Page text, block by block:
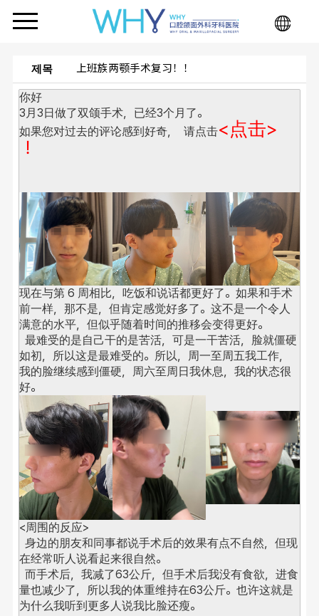
제목 上班族两颚手术复习！！
你好
3月3日做了双颌手术，已经3个月了。
如果您对过去的评论感到好奇，
请点击<点击>
！
现在与第 6 周相比，吃饭和说话都更好了。如果和手术
前一样，那不是，但肯定感觉好多了。这不是一个令人
满意的水平，但似乎随着时间的推移会变得更好。
最难受的是自己干的是苦活，可是一干苦活，脸就僵硬
如初，所以这是最难受的。 所以，周一至周五我工作，
我的脸继续感到僵硬，周六至周日我休息，我的状态很
好。
<周围的反应>
身边的朋友和同事都说手术后的效果有点不自然，但现
在经常听人说看起来很自然。
而手术后，我减了63公斤，但手术后我没有食欲，进食
量也减少了，所以我的体重维持在63公斤。也许这就是
为什么我听到更多人说我比脸还瘦。